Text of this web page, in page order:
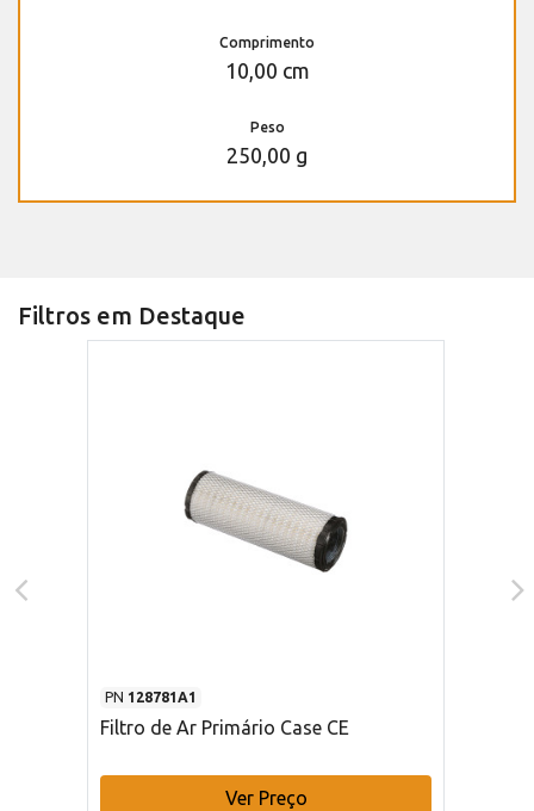
Comprimento
10,00 cm
Peso
250,00 g
Filtros em Destaque
PN 128781A1
Filtro de Ar Primário Case CE
Ver Preço